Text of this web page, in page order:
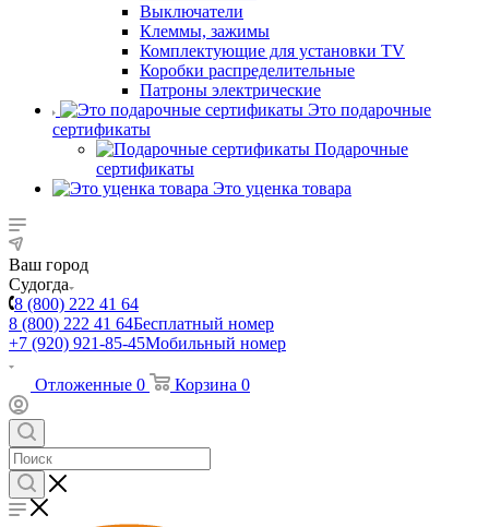
Выключатели
Клеммы, зажимы
Комплектующие для установки TV
Коробки распределительные
Патроны электрические
Это подарочные
сертификаты
Подарочные
сертификаты
Это уценка товара
Ваш город
Судогда
8 (800) 222 41 64
8 (800) 222 41 64Бесплатный номер
+7 (920) 921-85-45Мобильный номер
Отложенные 0 Корзина 0